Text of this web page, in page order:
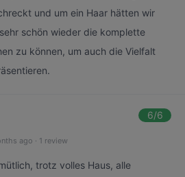
und um ein Haar hätten wir
schön wieder die komplette
zu können, um auch die Vielfalt
6/6
ago · 1 review
trotz volles Haus, alle